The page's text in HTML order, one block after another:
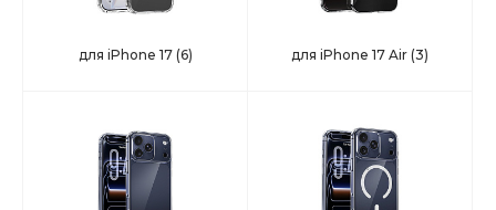
для iPhone 17 (6) для iPhone 17 Air (3)